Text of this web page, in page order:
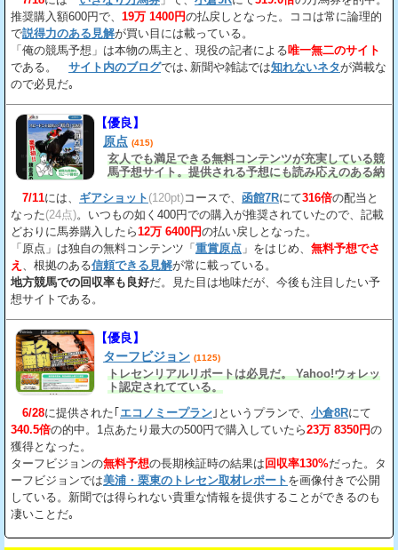
推奨購入額600円で、 19万 1400円の払戻しとなった。ココは常に論理的
で説得力のある見解が買い目には載っている。
「俺の競馬予想」は本物の馬主と、現役の記者による唯一無二のサイト
である。 サイト内のブログでは､新聞や雑誌では知れないネタが満載な
ので必見だ｡
【優良】
原点 (415)
玄人でも満足できる無料コンテンツが充実している競
馬予想サイト。提供される予想にも読み応えのある納
7/11には、 ギアショット (120pt)コースで、 函館7Rにて316倍の配当と
なった(24点)。いつもの如く400円での購入が推奨されていたので、記載
どおりに馬券購入したら12万 6400円の払い戻しとなった。
「原点」は独自の無料コンテンツ「 重賞原点 」をはじめ、 無料予想でさ
え 、根拠のある信頼できる見解が常に載っている。
地方競馬での回収率も良好だ。見た目は地味だが、今後も注目したい予
想サイトである。
【優良】
ターフビジョン (1125)
トレセンリアルリポートは必見だ。 Yahoo!ウォレッ
ト認定されてている。
6/28に提供された｢ エコノミープラン ｣というプランで、 小倉8Rにて
340.5倍の的中。1点あたり最大の500円で購入していたら23万 8350円の
獲得となった。
ターフビジョンの無料予想の長期検証時の結果は 回収率130%だった。タ
ーフビジョンでは美浦・栗東のトレセン取材レポート を画像付きで公開
している。新聞では得られない貴重な情報を提供することができるのも
凄いことだ｡